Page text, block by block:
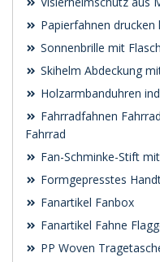
Papierfahnen drucken
Sonnenbrille mit
Skihelm Abdeckung
Holzarmbanduhren
Fahrradfahnen
Fahrrad
Fan-Schminke-Stift
Formgepresstes
Fanartikel Fanbox
Fanartikel Fahne
PP Woven